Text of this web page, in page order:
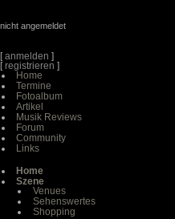
nicht angemeldet
[anmelden ]
[registrieren ]
Home
Termine
Fotoalbum
Artikel
Musik Reviews
Forum
Community
Links
Home
Szene
Venues
Sehenswertes
Shopping